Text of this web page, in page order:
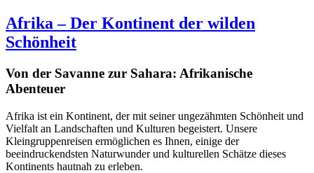
Afrika – Der Kontinent der wilden
Schönheit
Von der Savanne zur Sahara: Afrikanische
Abenteuer
Afrika ist ein Kontinent, der mit seiner ungezähmten Schönheit und
Vielfalt an Landschaften und Kulturen begeistert. Unsere
Kleingruppenreisen ermöglichen es Ihnen, einige der
beeindruckendsten Naturwunder und kulturellen Schätze dieses
Kontinents hautnah zu erleben.